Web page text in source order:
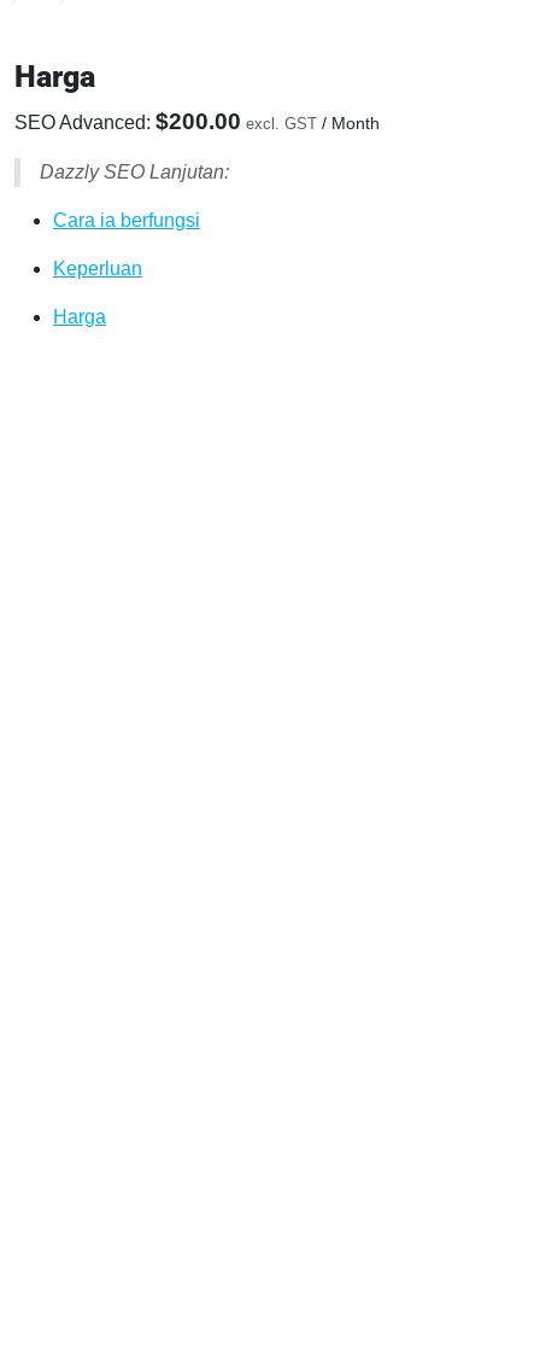
Harga
SEO Advanced: $200.00 excl. GST / Month
Dazzly SEO Lanjutan:
Cara ia berfungsi
Keperluan
Harga